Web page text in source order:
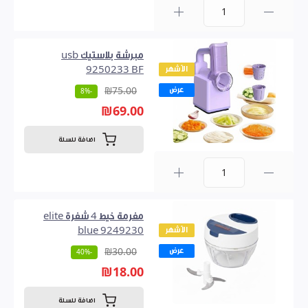
الأشهر
عرض
مبرشة بلاستيك usb
9250233 BF
₪75.00
-8%
₪69.00
اضافة للسلة
الأشهر
عرض
مفرمة خيط 4 شفرة elite
blue 9249230
₪30.00
-40%
₪18.00
اضافة للسلة